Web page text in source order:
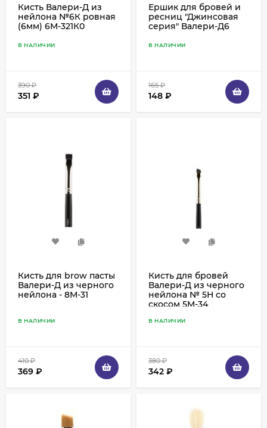
Кисть Валери-Д из
нейлона №6К ровная
(6мм) 6М-321К0
В НАЛИЧИИ
390₽
351 ₽
Ершик для бровей и
ресниц "Джинсовая
серия" Валери-Д6
В НАЛИЧИИ
165₽
148 ₽
Кисть для brow пасты
Валери-Д из черного
нейлона - 8М-31
В НАЛИЧИИ
410₽
369 ₽
Кисть для бровей
Валери-Д из черного
нейлона № 5Н со
скосом 5М-34
В НАЛИЧИИ
380₽
342 ₽